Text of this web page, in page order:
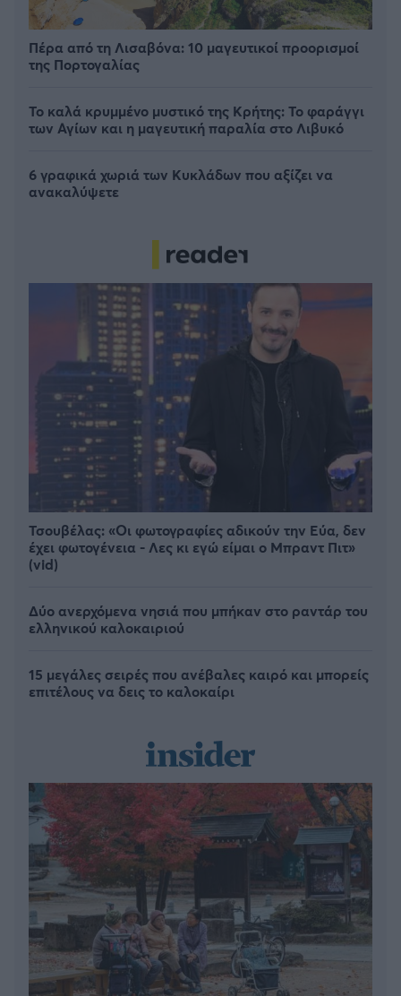
Πέρα από τη Λισαβόνα: 10 μαγευτικοί προορισμοί
της Πορτογαλίας
Το καλά κρυμμένο μυστικό της Κρήτης: Το φαράγγι
των Αγίων και η μαγευτική παραλία στο Λιβυκό
6 γραφικά χωριά των Κυκλάδων που αξίζει να
ανακαλύψετε
Τσουβέλας: «Οι φωτογραφίες αδικούν την Εύα, δεν
έχει φωτογένεια - Λες κι εγώ είμαι ο Μπραντ Πιτ»
(vid)
Δύο ανερχόμενα νησιά που μπήκαν στο ραντάρ του
ελληνικού καλοκαιριού
15 μεγάλες σειρές που ανέβαλες καιρό και μπορείς
επιτέλους να δεις το καλοκαίρι